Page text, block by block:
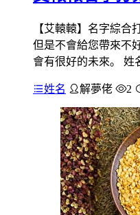
【艾轅轅】名字綜合
但是不會給您帶來不
會有很好的未來。 姓
姓名 解夢佬 2